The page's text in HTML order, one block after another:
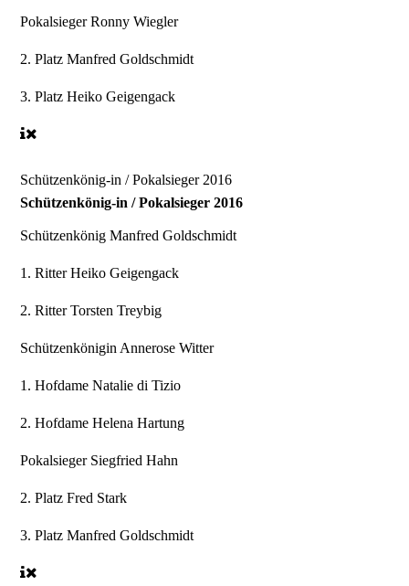
PokalsiegerRonny Wiegler
2. PlatzManfred Goldschmidt
3. PlatzHeiko Geigengack
Schützenkönig-in / Pokalsieger 2016
Schützenkönig-in / Pokalsieger 2016
SchützenkönigManfred Goldschmidt
1. RitterHeiko Geigengack
2. RitterTorsten Treybig
SchützenköniginAnnerose Witter
1. HofdameNatalie di Tizio
2. HofdameHelena Hartung
Pokalsieger Siegfried Hahn
2. PlatzFred Stark
3. PlatzManfred Goldschmidt